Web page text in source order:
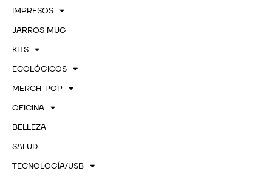
IMPRESOS
JARROS MUG
KITS
ECOLÓGICOS
MERCH-POP
OFICINA
BELLEZA
SALUD
TECNOLOGÍA/USB